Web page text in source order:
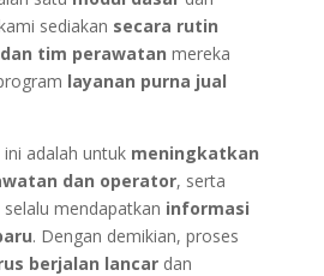
sediakan secara rutin
tim perawatan mereka
layanan purna jual
adalah untuk meningkatkan
dan operator, serta
mendapatkan informasi
. Dengan demikian, proses
berjalan lancardan